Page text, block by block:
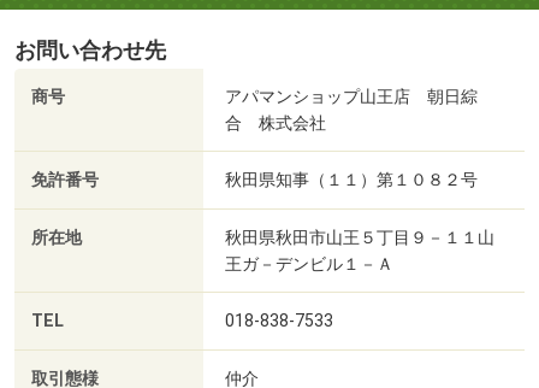
お問い合わせ先
商号
アパマンショップ山王店 朝日綜
合 株式会社
免許番号 秋田県知事（１１）第１０８２号
所在地
秋田県秋田市山王５丁目９－１１山
王ガ－デンビル１－Ａ
TEL 018-838-7533
取引態様 仲介